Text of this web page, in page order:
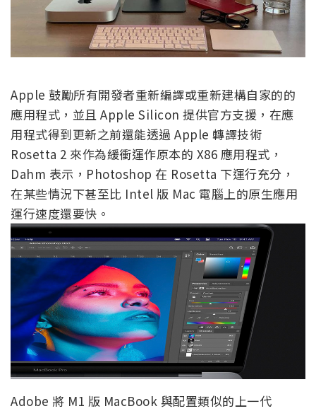
Apple 鼓勵所有開發者重新編譯或重新建構自家的的
應用程式，並且 Apple Silicon 提供官方支援，在應
用程式得到更新之前還能透過 Apple 轉譯技術
Rosetta 2 來作為緩衝運作原本的 X86 應用程式，
Dahm 表示，Photoshop 在 Rosetta 下運行充分，
在某些情況下甚至比 Intel 版 Mac 電腦上的原生應用
運行速度還要快。
Adobe 將 M1 版 MacBook 與配置類似的上一代